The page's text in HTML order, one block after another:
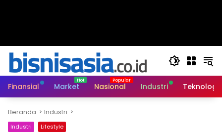
Finansial Market Nasional Industri Teknologi
Beranda Industri
Industri Lifestyle